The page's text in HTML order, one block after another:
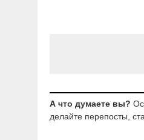
А что думаете вы?
делайте перепосты,